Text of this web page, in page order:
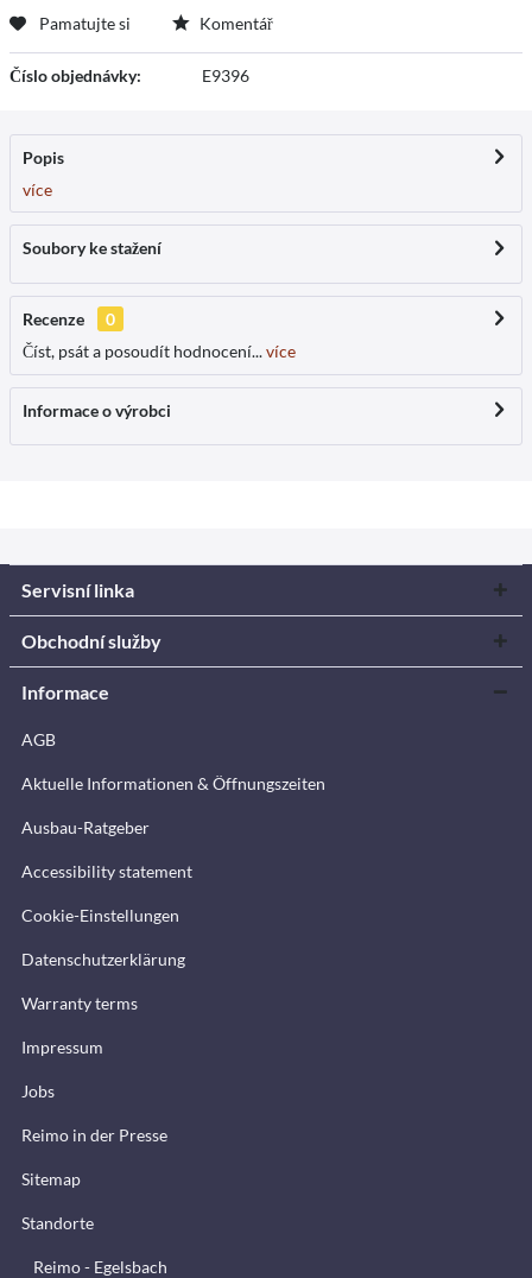
Pamatujte si Komentář
Číslo objednávky: E9396
Popis
více
Soubory ke stažení
Recenze
0
Číst, psát a posoudít hodnocení...více
Informace o výrobci
Servisní linka
Obchodní služby
Informace
AGB
Aktuelle Informationen & Öffnungszeiten
Ausbau-Ratgeber
Accessibility statement
Cookie-Einstellungen
Datenschutzerklärung
Warranty terms
Impressum
Jobs
Reimo in der Presse
Sitemap
Standorte
Reimo - Egelsbach